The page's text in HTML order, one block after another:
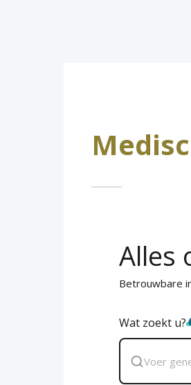
Alles
Betrouwbare
Wat zoekt u?
Zoek
geneesmiddel